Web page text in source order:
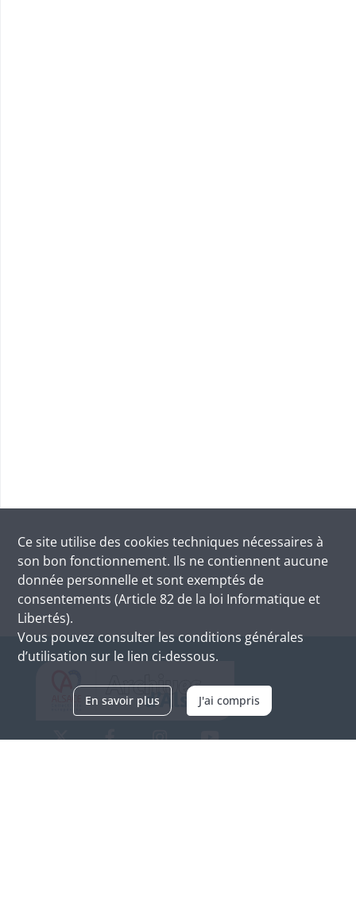
Ce site utilise des cookies techniques nécessaires à
son bon fonctionnement. Ils ne contiennent aucune
donnée personnelle et sont exemptés de
consentements (Article 82 de la loi Informatique et
Libertés).
Vous pouvez consulter les conditions générales
d’utilisation sur le lien ci-dessous.
En savoir plus J'ai compris